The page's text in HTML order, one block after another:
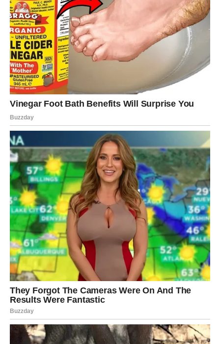
poziv koji ste prvobitno mislili odbiti, poslušajte taj
osjećaj.
Zvijezde pokazuju da vas upravo takve odluke mogu
dovesti do veoma lijepih događaja.
NAJVAŽNIJA PORUKA
ZVIJEZDA
Strijelčevi, pred vama je vikend koji donosi sreću kakvu
dugo niste osjetili.
Ljubav vam donosi uzbuđenje i lijepe emocije.
Ljudi oko vas donose radost.
Vijesti koje stižu donose optimizam.
A prilike koje se pojavljuju otvaraju vrata prema nečemu
mnogo ljepšem.
Zato nemojte ostati zatvoreni u rutini.
Izađite.
Družite se.